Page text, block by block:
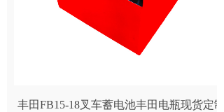
丰田FB15-18叉车蓄电池丰田电瓶现货定制